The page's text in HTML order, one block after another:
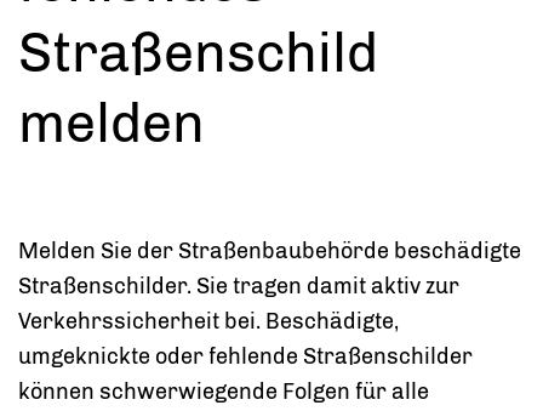
Straßenschild
melden
Melden Sie der Straßenbaubehörde beschädigte
Straßenschilder. Sie tragen damit aktiv zur
Verkehrssicherheit bei. Beschädigte,
umgeknickte oder fehlende Straßenschilder
können schwerwiegende Folgen für alle